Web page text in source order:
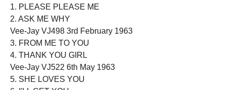
1. PLEASE PLEASE ME
2. ASK ME WHY
Vee-Jay VJ498 3rd February 1963
3. FROM ME TO YOU
4. THANK YOU GIRL
Vee-Jay VJ522 6th May 1963
5. SHE LOVES YOU